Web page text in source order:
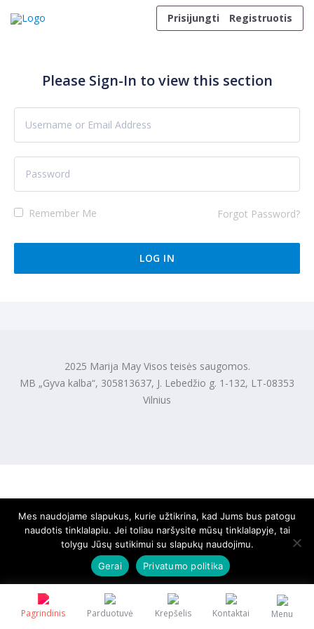
Prisijungti
Registruotis
Pagrindinis Parduotuvė Krepšelis Kontaktai Menu
Please Sign-In to view this section
Remember Me Forgot Password?
2025 Marija May Visos teisės saugomos.
MB „Gyva kalba“, 305813637, J. Lebedžio g. 1-132, LT-08353
Vilnius
Mes naudojame slapukus, kurie užtikrina, kad Jums bus patogu
naudotis tinklalapiu. Jei toliau naršysite mūsų tinklalapyje, tai
tolygu Jūsų sutikimui su slapukų naudojimu.
Gerai
Privatumo politika